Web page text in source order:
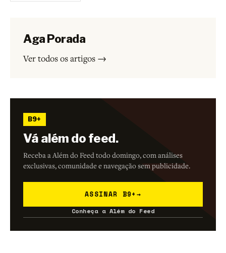
Aga Porada
Ver todos os artigos →
B9+
Vá além do feed.
Receba a Além do Feed todo domingo, com análises
exclusivas, comunidade e navegação sem publicidade.
ASSINAR B9+ →
Conheça a Além do Feed